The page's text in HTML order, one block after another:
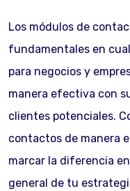
Los módulos de
fundamentales en
para negocios y
manera efectiva con
clientes potenciales.
contactos de manera
marcar la diferencia
general de tu